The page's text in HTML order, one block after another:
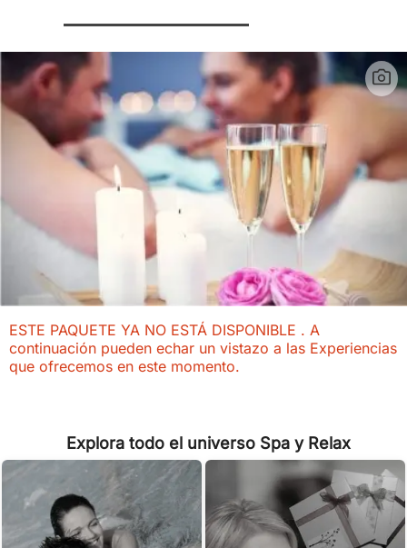
ESTE PAQUETE YA NO ESTÁ DISPONIBLE . A
continuación pueden echar un vistazo a las Experiencias
que ofrecemos en este momento.
Explora todo el universo Spa y Relax